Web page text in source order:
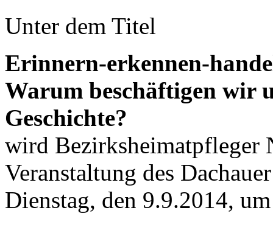
Unter dem Titel
Erinnern-erkennen-
Warum beschäftigen wir
Geschichte?
wird Bezirksheimatpfleger
Veranstaltung des
Dienstag, den 9.9.2014,